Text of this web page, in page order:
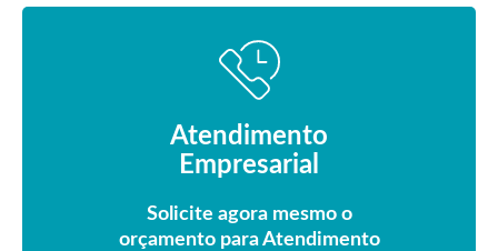
Atendimento
Empresarial
Solicite agora mesmo o
orçamento para Atendimento